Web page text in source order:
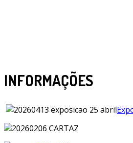
INFORMAÇÕES